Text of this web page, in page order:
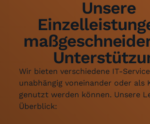
Unsere
Wir bieten verschiedene IT-
unabhängig voneinander oder als
genutzt werden können. Unsere
Überblick: